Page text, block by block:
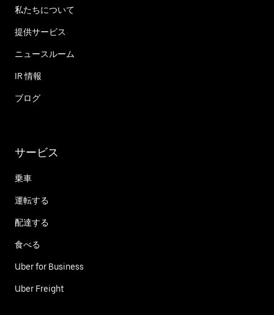
私たちについて
提供サービス
ニュースルーム
IR 情報
ブログ
サービス
乗車
運転する
配達する
食べる
Uber for Business
Uber Freight